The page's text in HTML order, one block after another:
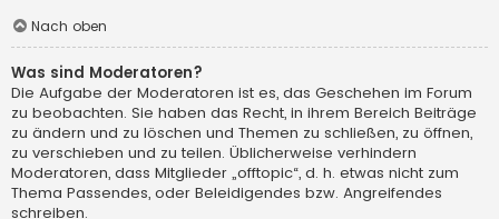
Nach oben
Was sind Moderatoren?
Die Aufgabe der Moderatoren ist es, das Geschehen im Forum
zu beobachten. Sie haben das Recht, in ihrem Bereich Beiträge
zu ändern und zu löschen und Themen zu schließen, zu öffnen,
zu verschieben und zu teilen. Üblicherweise verhindern
Moderatoren, dass Mitglieder „offtopic“, d. h. etwas nicht zum
Thema Passendes, oder Beleidigendes bzw. Angreifendes
schreiben.